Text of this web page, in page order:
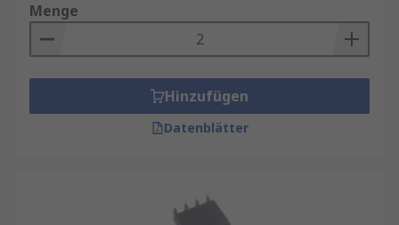
Menge
Hinzufügen
Datenblätter